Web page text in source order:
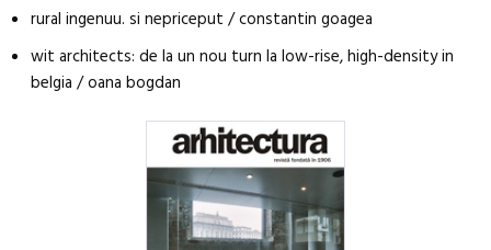
rural ingenuu. si nepriceput / constantin goagea
wit architects: de la un nou turn la low-rise, high-density in
belgia / oana bogdan